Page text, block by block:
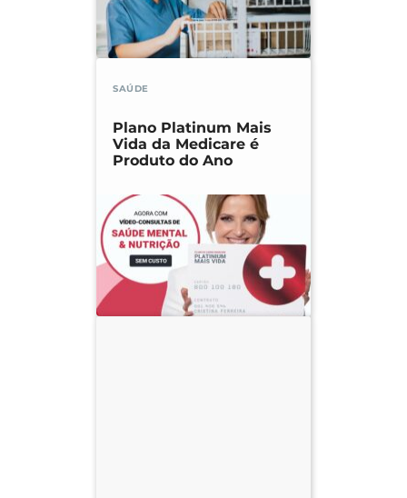
SAÚDE
Plano Platinum Mais
Vida da Medicare é
Produto do Ano